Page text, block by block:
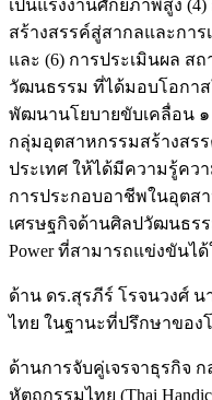
เป็นแรงงานศักยภาพสูง
สร้างสรรค์สู่สากลและการ
และ (6) การประเมินผล
วัฒนธรรม ที่ได้มอบโอกา
พัฒนานโยบายขับเคลื่อน ๑
กลุ่มอุตสาหกรรมสร้างสร
ประเทศ ให้ได้มีความรู้คว
การประกอบอาชีพในอุตส
เศรษฐกิจด้านศิลปวัฒนธร
Power ที่สามารถแข่งขันไ
ด้าน ดร.สุรภีร์ โรจนวงศ์
ไทย ในฐานะที่ปรึกษาของ
ด้านการจับคู่เจรจาธุรกิจ
หัตถกรรมไทย (Thai